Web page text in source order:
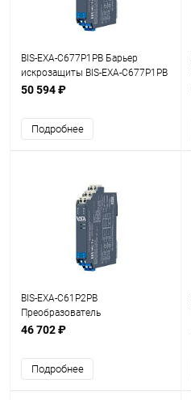
BIS-EXA-C677P1PB Барьер
искрозащиты BIS-EXA-C677P1PB
1/2хFI
50 594 ₽
Подробнее
BIS-EXA-C61P2PB
Преобразователь
измерительный BIS-EXA-
46 702 ₽
Подробнее